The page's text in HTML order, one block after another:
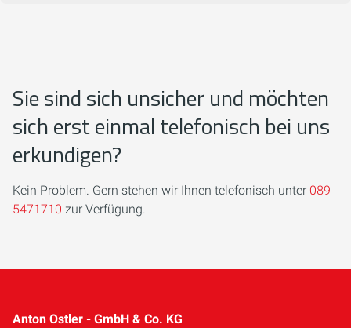
Sie sind sich unsicher und möchten
sich erst einmal telefonisch bei uns
erkundigen?
Kein Problem. Gern stehen wir Ihnen telefonisch unter 089
5471710 zur Verfügung.
Anton Ostler - GmbH & Co. KG